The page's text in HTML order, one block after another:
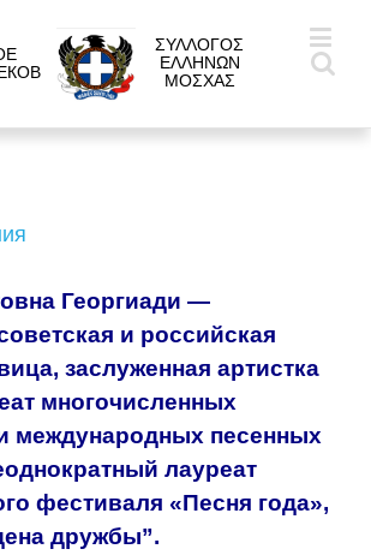
ΣΥΛΛΟΓΟΣ
ΕΛΛΗΝΩΝ
ΜΟΣΧΑΣ
Георгиади —
и российская
заслуженная артистка
многочисленных
международных песенных
лауреат
фестиваля «Песня года»,
дружбы”.